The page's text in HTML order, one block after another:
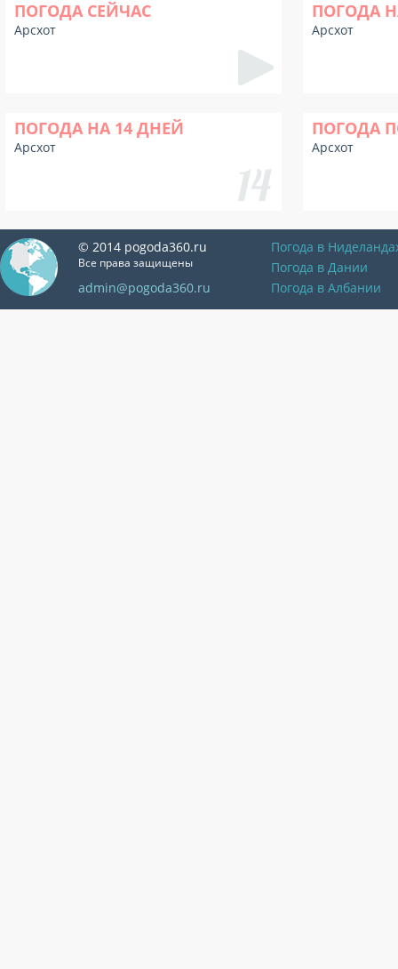
ПОГОДА СЕЙЧАС
Арсхот
ПОГОДА
Арсхот
ПОГОДА НА 14 ДНЕЙ
Арсхот
ПОГОДА
Арсхот
© 2014 pogoda360.ru
Все права защищены
admin@pogoda360.ru
Погода в
Погода в Дании
Погода в Албании